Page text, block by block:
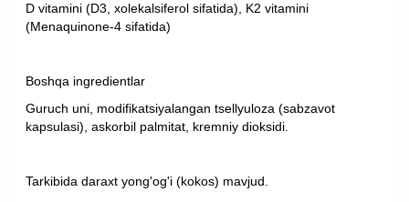
D vitamini (D3, xolekalsiferol sifatida), K2 vitamini
(Menaquinone-4 sifatida)
Boshqa ingredientlar
Guruch uni, modifikatsiyalangan tsellyuloza (sabzavot
kapsulasi), askorbil palmitat, kremniy dioksidi.
Tarkibida daraxt yong'og'i (kokos) mavjud.